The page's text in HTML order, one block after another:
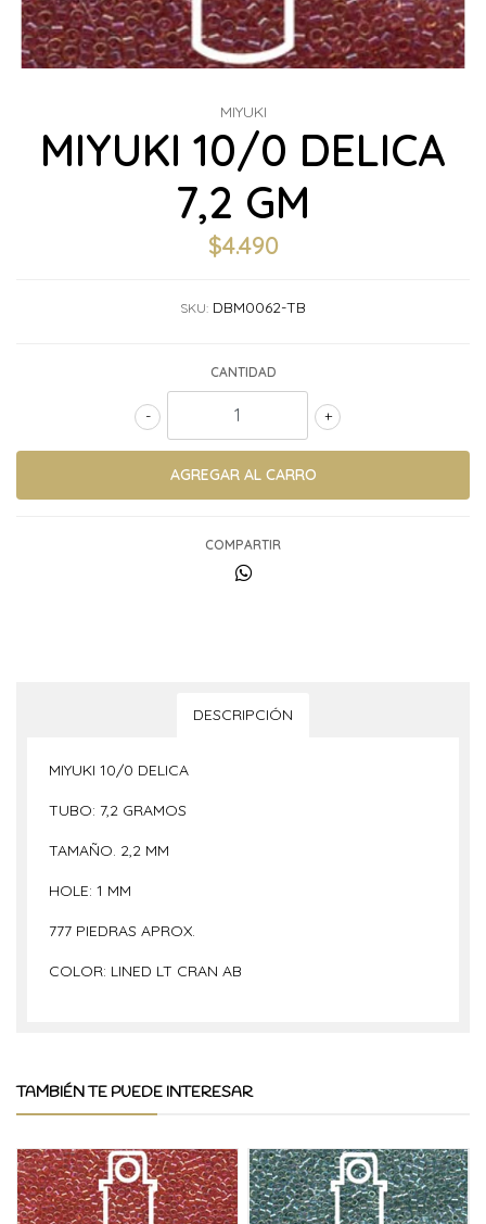
MIYUKI
MIYUKI 10/0 DELICA
7,2 GM
$4.490
SKU: DBM0062-TB
CANTIDAD
+
-
COMPARTIR
DESCRIPCIÓN
MIYUKI 10/0 DELICA
TUBO: 7,2 GRAMOS
TAMAÑO. 2,2 MM
HOLE: 1 MM
777 PIEDRAS APROX.
COLOR: LINED LT CRAN AB
TAMBIÉN TE PUEDE INTERESAR